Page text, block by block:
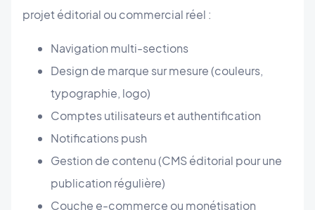
projet éditorial ou commercial réel :
Navigation multi-sections
Design de marque sur mesure (couleurs,
typographie, logo)
Comptes utilisateurs et authentification
Notifications push
Gestion de contenu (CMS éditorial pour une
publication régulière)
Couche e-commerce ou monétisation